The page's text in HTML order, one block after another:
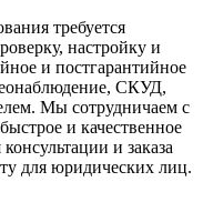
требуется
настройку и
и постгарантийное
СКУД,
Мы сотрудничаем с
и качественное
и заказа
для юридических лиц.